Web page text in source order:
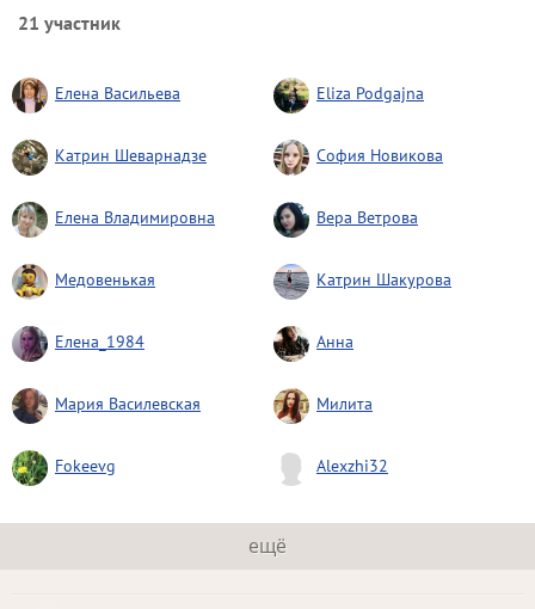
21 участник
Елена Васильева Eliza Podgajna
Катрин Шеварнадзе София Новикова
Елена Владимировна Вера Ветрова
Медовенькая Катрин Шакурова
Елена_1984 Анна
Мария Василевская Милита
Fokeevg Alexzhi32
ещё